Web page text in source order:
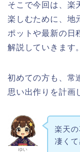
そこで今回は、楽
楽しむために、地
ポットや最新の日
解説していきます。
初めての方も、常
思い出作りを計画
ゆい
楽天
凄く